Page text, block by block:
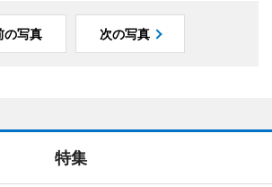
の写真 次の写真
特集